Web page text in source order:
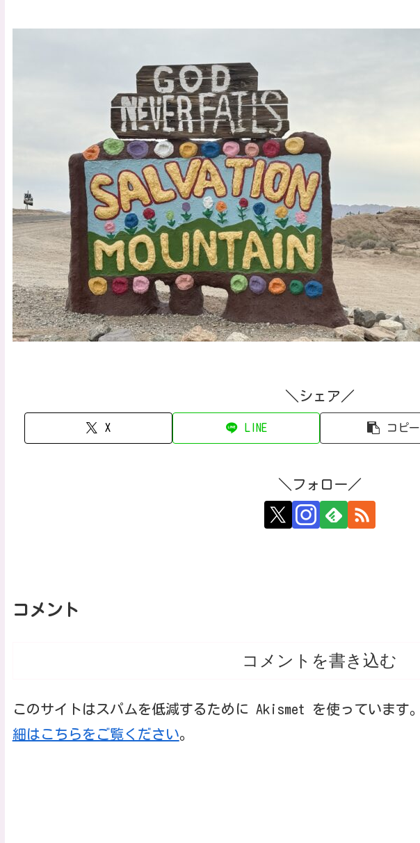
＼シェア／
X LINE コピー
＼フォロー／
コメント
コメントを書き込む
このサイトはスパムを低減するために Akismet を使っています。
細はこちらをご覧ください。